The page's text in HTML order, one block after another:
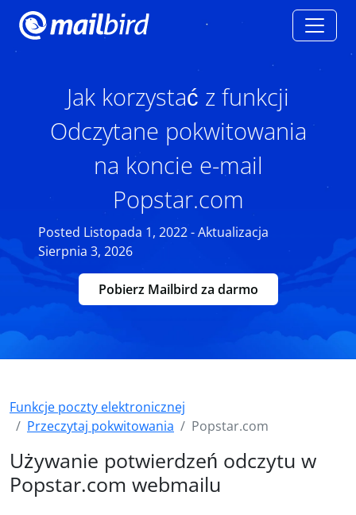
Jak korzystać z funkcji
Odczytane pokwitowania
na koncie e-mail
Popstar.com
Posted Listopada 1, 2022 - Aktualizacja
Sierpnia 3, 2026
Pobierz Mailbird za darmo
Funkcje poczty elektronicznej
Przeczytaj pokwitowania
Popstar.com
Używanie potwierdzeń odczytu w
Popstar.com webmailu